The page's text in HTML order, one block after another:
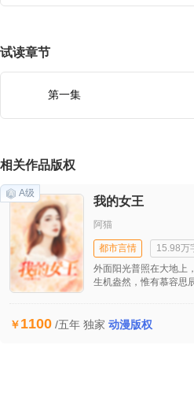
试读章节
第一集
相关作品版权
A级
我的女王
阿猫
都市言情
15.98万
外面阳光普照在大地上
生机盎然，惟有慕容思
期，让她过的这般寂寞
1100 /五年 独家 动漫版权